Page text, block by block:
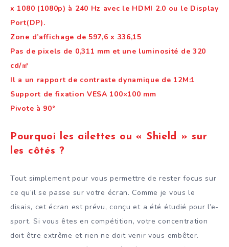
x 1080 (1080p) à 240 Hz avec le HDMI 2.0 ou le Display
Port(DP).
Zone d’affichage de 597,6 x 336,15
Pas de pixels de 0,311 mm et une luminosité de 320
cd/㎡
Il a un rapport de contraste dynamique de 12M:1
Support de fixation VESA 100×100 mm
Pivote à 90°
Pourquoi les ailettes ou « Shield » sur
les côtés ?
Tout simplement pour vous permettre de rester focus sur
ce qu’il se passe sur votre écran. Comme je vous le
disais, cet écran est prévu, conçu et a été étudié pour l’e-
sport. Si vous êtes en compétition, votre concentration
doit être extrême et rien ne doit venir vous embêter.